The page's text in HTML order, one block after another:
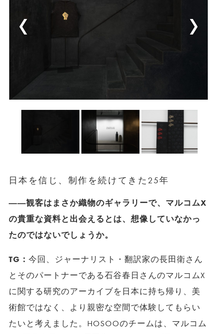
日本を信じ、制作を続けてきた25年
――観客はまさか織物のギャラリーで、マルコムX
の貴重な資料と出会えるとは、想像していなかっ
たのではないでしょうか。
TG： 今回、ジャーナリスト・翻訳家の長田衛さん
とそのパートナーである石谷春日さんのマルコムX
に関する研究のアーカイブを日本に持ち帰り、美
術館ではなく、より親密な空間で体験してもらい
たいと考えました。HOSOOのチームは、マルコム